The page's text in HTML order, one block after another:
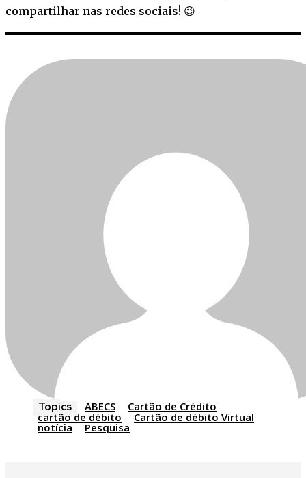
compartilhar nas redes sociais! 😉
Topics ABECS
Cartão de Crédito
cartão de débito
Cartão de débito Virtual
notícia Pesquisa